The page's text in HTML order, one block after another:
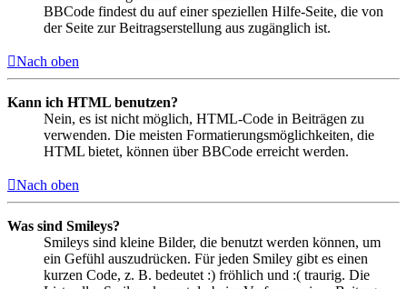
BBCode findest du auf einer speziellen Hilfe-Seite, die von
der Seite zur Beitragserstellung aus zugänglich ist.
Nach oben
Kann ich HTML benutzen?
Nein, es ist nicht möglich, HTML-Code in Beiträgen zu
verwenden. Die meisten Formatierungsmöglichkeiten, die
HTML bietet, können über BBCode erreicht werden.
Nach oben
Was sind Smileys?
Smileys sind kleine Bilder, die benutzt werden können, um
ein Gefühl auszudrücken. Für jeden Smiley gibt es einen
kurzen Code, z. B. bedeutet :) fröhlich und :( traurig. Die